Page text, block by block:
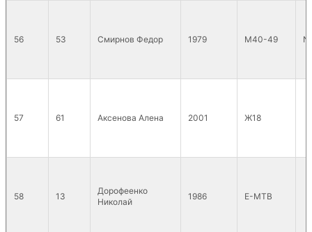
56 53 Смирнов Федор 1979 М40-49
57 61 Аксенова Алена 2001 Ж18
58 13
Дорофеенко
Николай
1986 E-MTB